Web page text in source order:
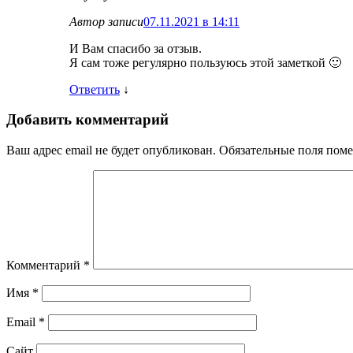
Автор записи07.11.2021 в 14:11
И Вам спасибо за отзыв.
Я сам тоже регулярно пользуюсь этой заметкой 🙂
Ответить ↓
Добавить комментарий
Ваш адрес email не будет опубликован. Обязательные поля
Комментарий *
Имя *
Email *